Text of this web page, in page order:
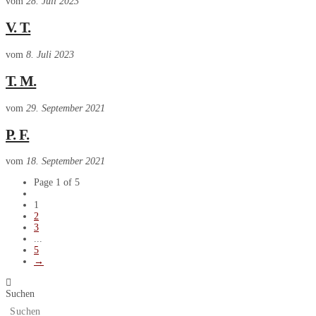
V. T.
vom 8. Juli 2023
T. M.
vom 29. September 2021
P. F.
vom 18. September 2021
Page 1 of 5
1
2
3
...
5
→
Suchen